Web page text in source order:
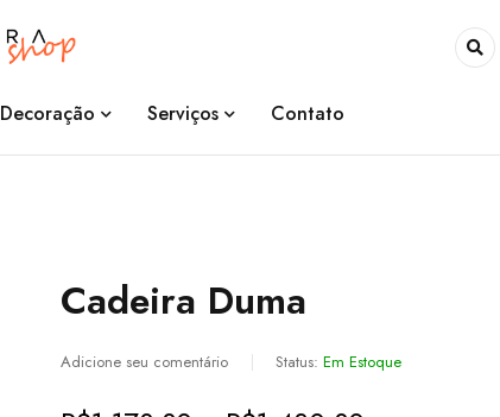
Decoração Serviços Contato
Cadeira Duma
Adicione seu comentário Status: Em Estoque